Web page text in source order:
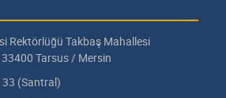
Rektörlüğü Takbaş Mahallesi
Tarsus / Mersin
(Santral)